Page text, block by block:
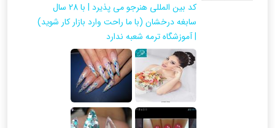
کد بین المللی هنرجو می پذیرد | با 28 سال
سابغه درخشان (با ما راحت وارد بازار کار شوید)
| آموزشگاه ترمه شعبه ندارد